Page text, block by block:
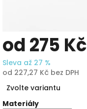
od275 Kč
Sleva až 27 %
od 227,27 Kč bez DPH
cena:
Zvolte variantu
Materiály